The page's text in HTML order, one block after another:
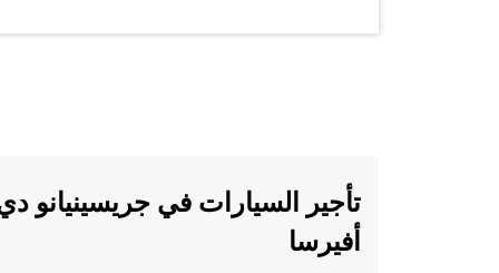
تأجير السيارات في جريسينيانو
أفيرسا